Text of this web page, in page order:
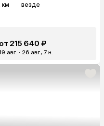
км везде
от 215 640 ₽
авг. - 26 авг., 7 н.